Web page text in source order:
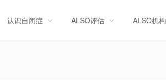
认识自闭症 ALSO评估 ALSO机构